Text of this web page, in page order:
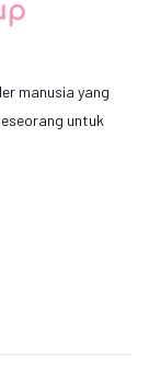
manusia yang
untuk